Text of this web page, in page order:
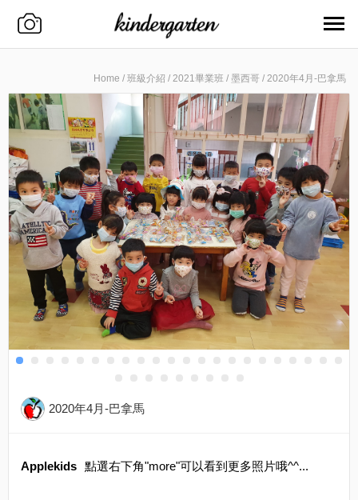
Home / 班級介紹 / 2021畢業班 / 墨西哥 / 2020年4月-巴拿馬
2020年4月-巴拿馬
Applekids 點選右下角"more"可以看到更多照片哦^^...